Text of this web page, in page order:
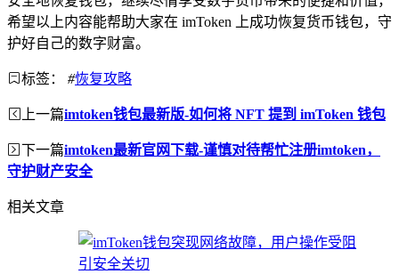
希望以上内容能帮助大家在 imToken 上成功恢复货币钱包，守
护好自己的数字财富。
标签： #恢复攻略
上一篇imtoken钱包最新版-如何将 NFT 提到 imToken 钱包
下一篇imtoken最新官网下载-谨慎对待帮忙注册imtoken，
守护财产安全
相关文章